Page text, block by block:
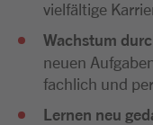
vielfältige
Wachstum
neuen
fachlich und
Lernen neu